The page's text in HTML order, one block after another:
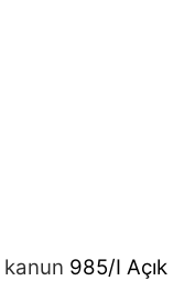
kanun 985/I Açık